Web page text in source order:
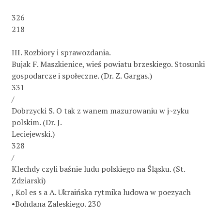
326
218
III. Rozbiory i sprawozdania.
Bujak F. Maszkienice, wieś powiatu brzeskiego. Stosunki
gospodarcze i społeczne. (Dr. Z. Gargas.)
331
/
Dobrzycki S. O tak z wanem mazurowaniu w j~zyku
polskim. (Dr. J.
Leciejewski.)
328
/
Klechdy czyli baśnie ludu polskiego na Śląsku. (St.
Zdziarski)
, Kol es s a A. Ukraińska rytmika ludowa w poezyach
•Bohdana Zaleskiego. 230